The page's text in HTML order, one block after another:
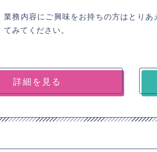
業務内容にご興味をお持ちの方はとり
てみてください。
詳細を見る